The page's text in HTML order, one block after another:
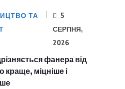
ТА
5
СЕРПНЯ,
2026
фанера від
міцніше і